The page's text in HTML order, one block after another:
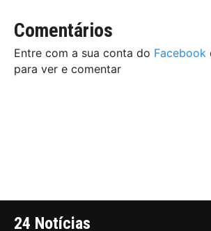
Comentários
Entre com a sua conta do Facebook
para ver e comentar
24 Notícias